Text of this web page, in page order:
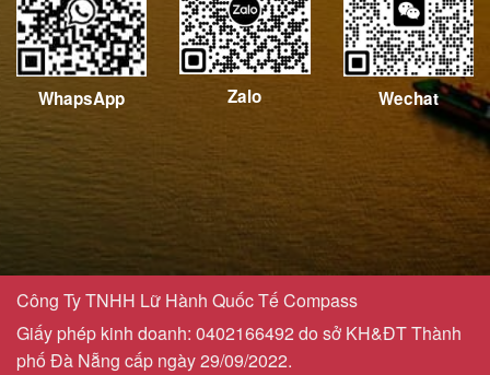
WhapsApp Zalo Wechat
Công Ty TNHH Lữ Hành Quốc Tế Compass
Giấy phép kinh doanh: 0402166492 do sở KH&ĐT Thành
phố Đà Nẵng cấp ngày 29/09/2022.